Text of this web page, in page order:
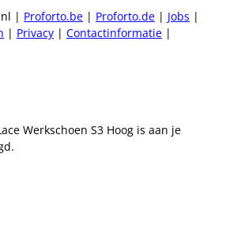
| Proforto.be | Proforto.de | Jobs |
| Privacy | Contactinformatie |
Werkschoen S3 Hoog is aan je